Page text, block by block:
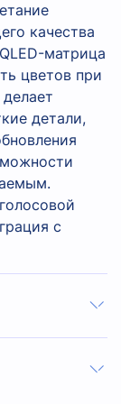
качества
матрица
цветов при
детали,
с